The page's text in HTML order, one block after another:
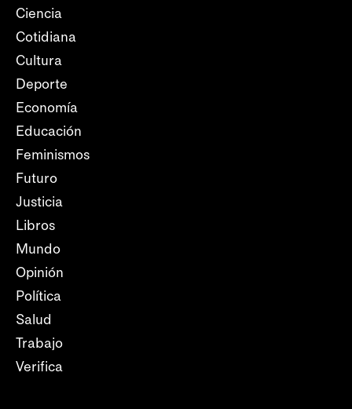
Ciencia
Cotidiana
Cultura
Deporte
Economía
Educación
Feminismos
Futuro
Justicia
Libros
Mundo
Opinión
Política
Salud
Trabajo
Verifica